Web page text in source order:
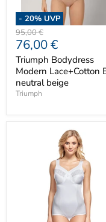
- 20% UVP
Ursprünglicher
Preis
95,00 €
Aktueller
Preis
76,00 €
Triumph Bodydress
Modern Lace+Cotton
neutral beige
Triumph